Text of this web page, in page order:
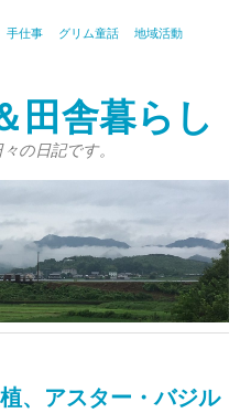
手仕事 グリム童話 地域活動
田舎暮らし
の日記です。
、アスター・バジル